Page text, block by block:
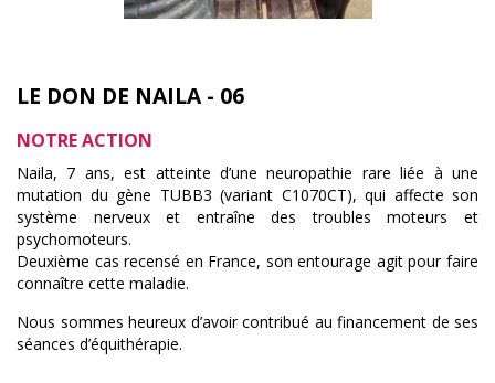
LE DON DE NAILA - 06
NOTRE ACTION
Naila, 7 ans, est atteinte d’une neuropathie rare liée à une
mutation du gène TUBB3 (variant C1070CT), qui affecte son
système nerveux et entraîne des troubles moteurs et
psychomoteurs.
Deuxième cas recensé en France, son entourage agit pour faire
connaître cette maladie.
Nous sommes heureux d’avoir contribué au financement de ses
séances d’équithérapie.